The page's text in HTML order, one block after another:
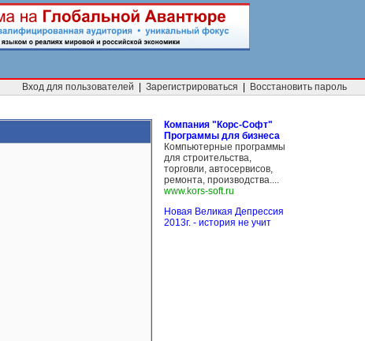
Вход для пользователей Зарегистрироваться Восстановить пароль
Компания "Корс-Софт"
Программы для бизнеса
Компьютерные программы
для строительства,
торговли, автосервисов,
ремонта, производства....
www.kors-soft.ru
Новая Великая Депрессия
2013г. - история не учит